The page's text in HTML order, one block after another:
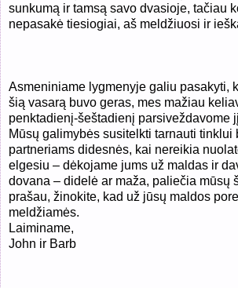
sunkumą ir tamsą savo dvasioje, tačiau
nepasakė tiesiogiai, aš meldžiuosi ir
Asmeniniame lygmenyje galiu pasakyti,
šią vasarą buvo geras, mes mažiau
penktadienį-šeštadienį parsiveždavome
Mūsų galimybės susitelkti tarnauti tinklui
partneriams didesnės, kai nereikia
elgesiu – dėkojame jums už maldas ir
dovana – didelė ar maža, paliečia mūsų
prašau, žinokite, kad už jūsų maldos
meldžiamės.
Laiminame,
John ir Barb